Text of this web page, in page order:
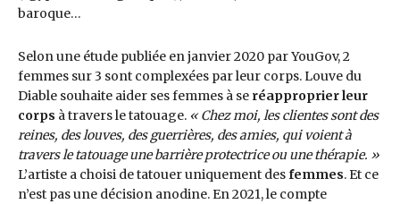
baroque…
Selon une étude publiée en janvier 2020 par YouGov, 2
femmes sur 3 sont complexées par leur corps. Louve du
Diable souhaite aider ses femmes à se réapproprier leur
corps à travers le tatouage. « Chez moi, les clientes sont des
reines, des louves, des guerrières, des amies, qui voient à
travers le tatouage une barrière protectrice ou une thérapie. »
L’artiste a choisi de tatouer uniquement desfemmes. Et ce
n’est pas une décision anodine. En 2021, le compte